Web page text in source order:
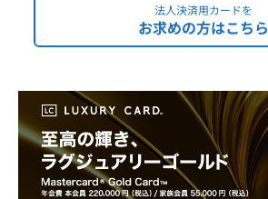
法人決済用カードを
お求めの方はこちら